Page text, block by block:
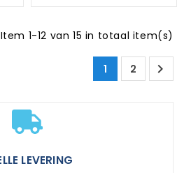
Item 1-12 van 15 in totaal item(s)
1 2 
LEVERING